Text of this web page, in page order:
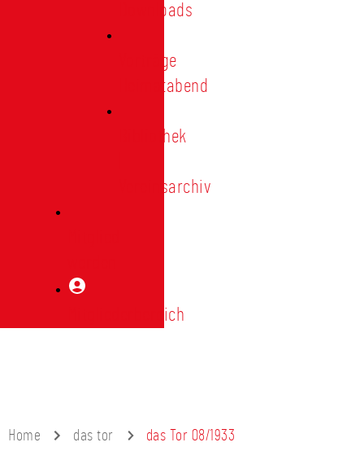
Downloads
Vorträge
Heimatabend
Bibliothek
Vereinsarchiv
Mitgliederbereich
Home das tor das Tor 08/1933